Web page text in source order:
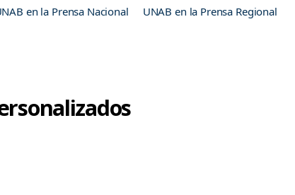
en la Prensa Nacional UNAB en la Prensa Regional